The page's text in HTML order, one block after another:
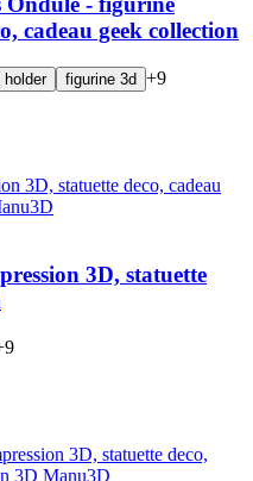
cadeau geek collection
holder figurine 3d +9
3D, statuette
9